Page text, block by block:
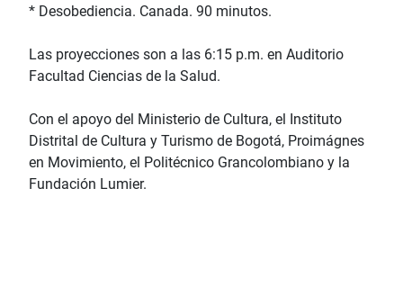
* Desobediencia. Canada. 90 minutos.
Las proyecciones son a las 6:15 p.m. en Auditorio
Facultad Ciencias de la Salud.
Con el apoyo del Ministerio de Cultura, el Instituto
Distrital de Cultura y Turismo de Bogotá, Proimágnes
en Movimiento, el Politécnico Grancolombiano y la
Fundación Lumier.